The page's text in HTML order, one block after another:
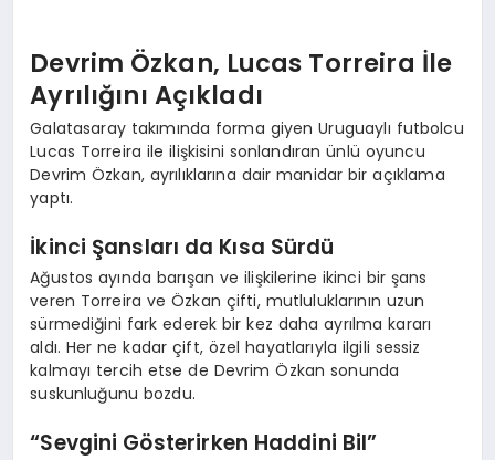
Devrim Özkan, Lucas Torreira İle
Ayrılığını Açıkladı
Galatasaray takımında forma giyen Uruguaylı futbolcu
Lucas Torreira ile ilişkisini sonlandıran ünlü oyuncu
Devrim Özkan, ayrılıklarına dair manidar bir açıklama
yaptı.
İkinci Şansları da Kısa Sürdü
Ağustos ayında barışan ve ilişkilerine ikinci bir şans
veren Torreira ve Özkan çifti, mutluluklarının uzun
sürmediğini fark ederek bir kez daha ayrılma kararı
aldı. Her ne kadar çift, özel hayatlarıyla ilgili sessiz
kalmayı tercih etse de Devrim Özkan sonunda
suskunluğunu bozdu.
“Sevgini Gösterirken Haddini Bil”